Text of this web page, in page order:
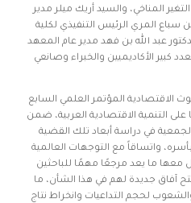
المناخي، والسيد أريك ميلر مدير
سباع المري الرئيس التنفيذي لكلية
عبد الله بن فهد مدير عام المعهد
كبير الأكاديميين والخبراء وصانعي
الاقتصادية المؤتمر العلمي السابع
التنمية الاقتصادية العربية، ضمن
في دراسة أبعاد تلك القضية
بأسره، واتساقاً مع التوجهات العالمية
ما يعد مرجعًا مهمًا للباحثين
آفاق جديدة لهم في هذا الشأن، ما
لحجم التداعيات وانخراط نتاج